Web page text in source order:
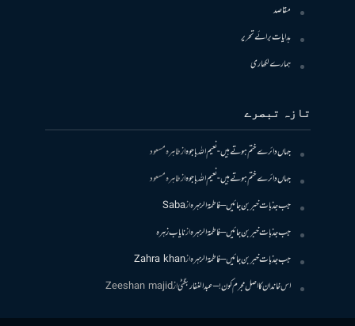
مقاصد
ہدایات برائے تحریر
ہمارے لکھاری
تازہ تبصرے
جہاں دائرے ختم ہوتے ہیں- نعیم اللہ باجوہازطاہرہ مسعود
جہاں دائرے ختم ہوتے ہیں- نعیم اللہ باجوہازطاہرہ مسعود
جب جذبات خبر بن جائیں – فاطمۃالزہرہازSaba
جب جذبات خبر بن جائیں – فاطمۃالزہرہازنایاب زہرہ
جب جذبات خبر بن جائیں – فاطمۃالزہرہازZahra khan
اس خاندان کا اصل مجرم کون! – عبدالغفار بگٹیازZeeshan majid